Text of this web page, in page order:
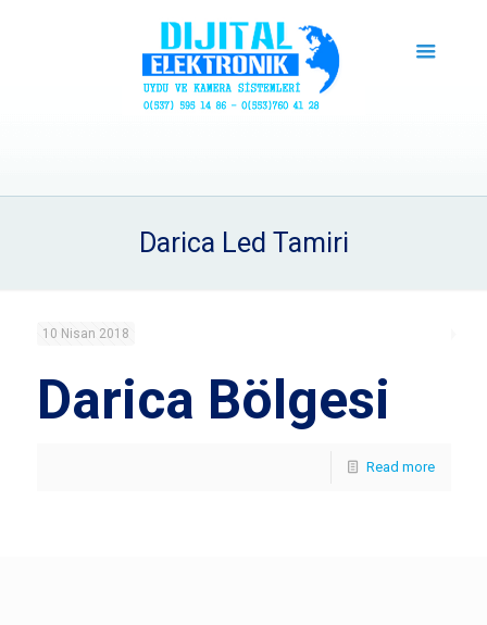
Darica Led Tamiri
10 Nisan 2018
Darica Bölgesi
Read more